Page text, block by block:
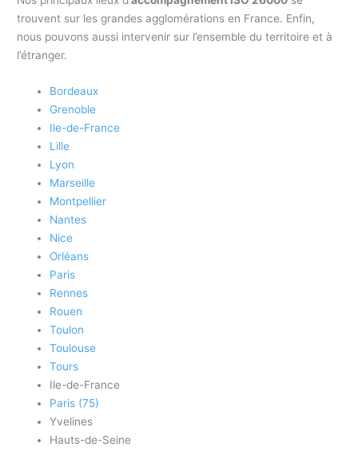
trouvent sur les grandes agglomérations en France. Enfin,
nous pouvons aussi intervenir sur l’ensemble du territoire et à
l’étranger.
Bordeaux
Grenoble
Ile-de-France
Lille
Lyon
Marseille
Montpellier
Nantes
Nice
Orléans
Paris
Rennes
Rouen
Toulon
Toulouse
Tours
Ile-de-France
Paris (75)
Yvelines
Hauts-de-Seine